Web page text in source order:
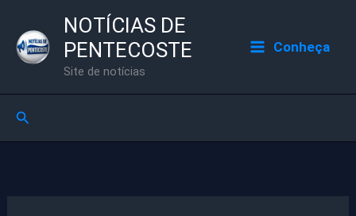
para
NOTÍCIAS DE
PENTECOSTE
Site de notícias
Conheça
Pesquisar